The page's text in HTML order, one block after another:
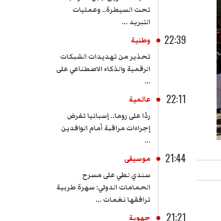
تحت السيطرة.. وعمليات
التبريد ...
22:39
وطنية
تحذير من تهديدات الشبكات
الرقمية والذكاء الاصطناعي على
...
22:11
عالمية
ردًا على روما.. إسبانيا تفرض
إجراءات مراقبة أمام الوافدين
...
21:44
موسيقى
سندي لطي على مسرح
الحمامات الدولي: سهرة طربية
ترافقها نغمات ...
21:21
جهوية